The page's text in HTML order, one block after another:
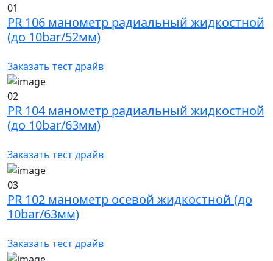
01
PR 106 манометр радиальный жидкостной
(до 10bar/52мм)
Заказать тест драйв
02
PR 104 манометр радиальный жидкостной
(до 10bar/63мм)
Заказать тест драйв
03
PR 102 манометр осевой жидкостной (до
10bar/63мм)
Заказать тест драйв